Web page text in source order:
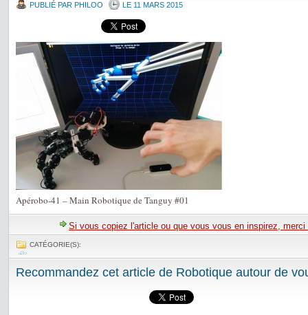
PUBLIÉ PAR PHILOO LE 11 MARS 2015
Apérobo-41 – Main Robotique de Tanguy #01
Si vous copiez l'article ou que vous vous en inspirez,
CATÉGORIE(S):
Recommandez cet article de Robotique autour de